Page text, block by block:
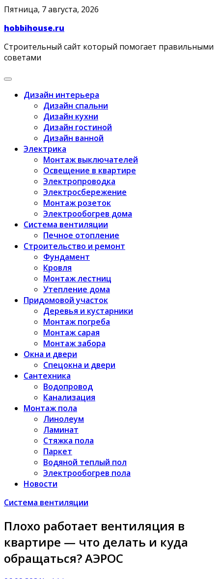
Skip
content
Пятница, 7 августа, 2026
hobbihouse.ru
Строительный сайт который помогает правильными
советами
Дизайн интерьера
Дизайн спальни
Дизайн кухни
Дизайн гостиной
Дизайн ванной
Электрика
Монтаж выключателей
Освещение в квартире
Электропроводка
Электросбережение
Монтаж розеток
Электрообогрев дома
Система вентиляции
Печное отопление
Строительство и ремонт
Фундамент
Кровля
Монтаж лестниц
Утепление дома
Придомовой участок
Деревья и кустарники
Монтаж погреба
Монтаж сарая
Монтаж забора
Окна и двери
Спецокна и двери
Сантехника
Водопровод
Канализация
Монтаж пола
Линолеум
Ламинат
Стяжка пола
Паркет
Водяной теплый пол
Электрообогрев пола
Новости
Система вентиляции
Плохо работает вентиляция в
квартире — что делать и куда
обращаться? АЭРОС